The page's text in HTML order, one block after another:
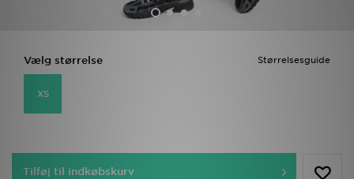
Størrelsesguide
Vælg størrelse
XS
Tilføj til indkøbskurv